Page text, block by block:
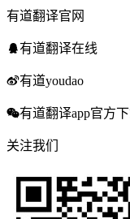
有道翻译官网
有道翻译在线
有道youdao
有道翻译app官方
关注我们